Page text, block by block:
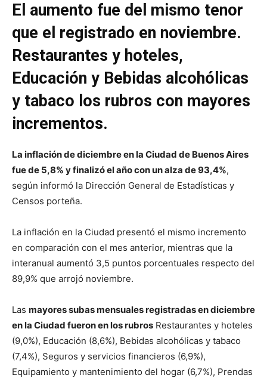
El aumento fue del mismo tenor
que el registrado en noviembre.
Restaurantes y hoteles,
Educación y Bebidas alcohólicas
y tabaco los rubros con mayores
incrementos.
La inflación de diciembre en la Ciudad de Buenos Aires
fue de 5,8% y finalizó el año con un alza de 93,4%,
según informó la Dirección General de Estadísticas y
Censos porteña.
La inflación en la Ciudad presentó el mismo incremento
en comparación con el mes anterior, mientras que la
interanual aumentó 3,5 puntos porcentuales respecto del
89,9% que arrojó noviembre.
Las mayores subas mensuales registradas en diciembre
en la Ciudad fueron en los rubros Restaurantes y hoteles
(9,0%), Educación (8,6%), Bebidas alcohólicas y tabaco
(7,4%), Seguros y servicios financieros (6,9%),
Equipamiento y mantenimiento del hogar (6,7%), Prendas